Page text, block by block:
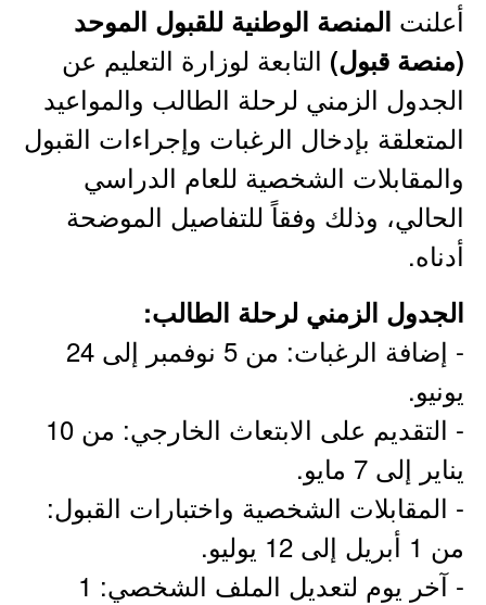
أعلنت المنصة الوطنية للقبول الموحد
(منصة قبول) التابعة لوزارة التعليم عن
الجدول الزمني لرحلة الطالب والمواعيد
المتعلقة بإدخال الرغبات وإجراءات القبول
والمقابلات الشخصية للعام الدراسي
الحالي، وذلك وفقاً للتفاصيل الموضحة
أدناه.
الجدول الزمني لرحلة الطالب:
- إضافة الرغبات: من 5 نوفمبر إلى 24
يونيو.
- التقديم على الابتعاث الخارجي: من 10
يناير إلى 7 مايو.
- المقابلات الشخصية واختبارات القبول:
من 1 أبريل إلى 12 يوليو.
- آخر يوم لتعديل الملف الشخصي: 1